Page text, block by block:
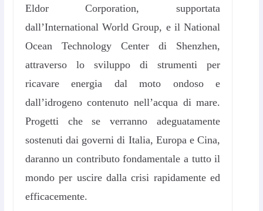
Eldor Corporation, supportata
dall’International World Group, e il National
Ocean Technology Center di Shenzhen,
attraverso lo sviluppo di strumenti per
ricavare energia dal moto ondoso e
dall’idrogeno contenuto nell’acqua di mare.
Progetti che se verranno adeguatamente
sostenuti dai governi di Italia, Europa e Cina,
daranno un contributo fondamentale a tutto il
mondo per uscire dalla crisi rapidamente ed
efficacemente.